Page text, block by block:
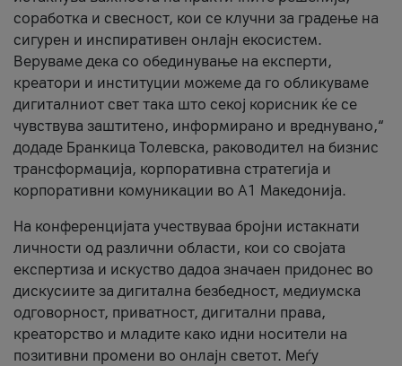
соработка и свесност, кои се клучни за градење на
сигурен и инспиративен онлајн екосистем.
Веруваме дека со обединување на експерти,
креатори и институции можеме да го обликуваме
дигиталниот свет така што секој корисник ќе се
чувствува заштитено, информирано и вреднувано,“
додаде Бранкица Толевска, раководител на бизнис
трансформација, корпоративна стратегија и
корпоративни комуникации во А1 Македонија.
На конференцијата учествуваа бројни истакнати
личности од различни области, кои со својата
експертиза и искуство дадоа значаен придонес во
дискусиите за дигитална безбедност, медиумска
одговорност, приватност, дигитални права,
креаторство и младите како идни носители на
позитивни промени во онлајн светот. Меѓу